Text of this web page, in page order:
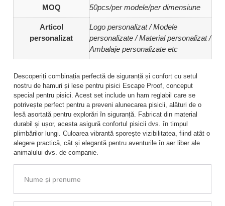
MOQ 50pcs/per modele/per dimensiune
Articol
personalizat
Logo personalizat / Modele
personalizate / Material personalizat /
Ambalaje personalizate etc
Descoperiți combinația perfectă de siguranță și confort cu setul
nostru de hamuri și lese pentru pisici Escape Proof, conceput
special pentru pisici. Acest set include un ham reglabil care se
potrivește perfect pentru a preveni alunecarea pisicii, alături de o
lesă asortată pentru explorări în siguranță. Fabricat din material
durabil și ușor, acesta asigură confortul pisicii dvs. în timpul
plimbărilor lungi. Culoarea vibrantă sporește vizibilitatea, fiind atât o
alegere practică, cât și elegantă pentru aventurile în aer liber ale
animalului dvs. de companie.